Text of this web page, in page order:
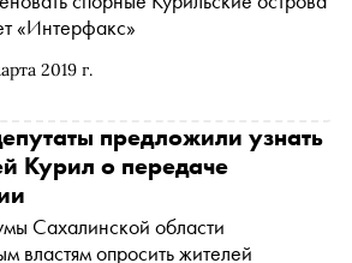
2019 г.
«Интерфакс»
предложили узнать
Курил о передаче
Сахалинской области
властям опросить жителей